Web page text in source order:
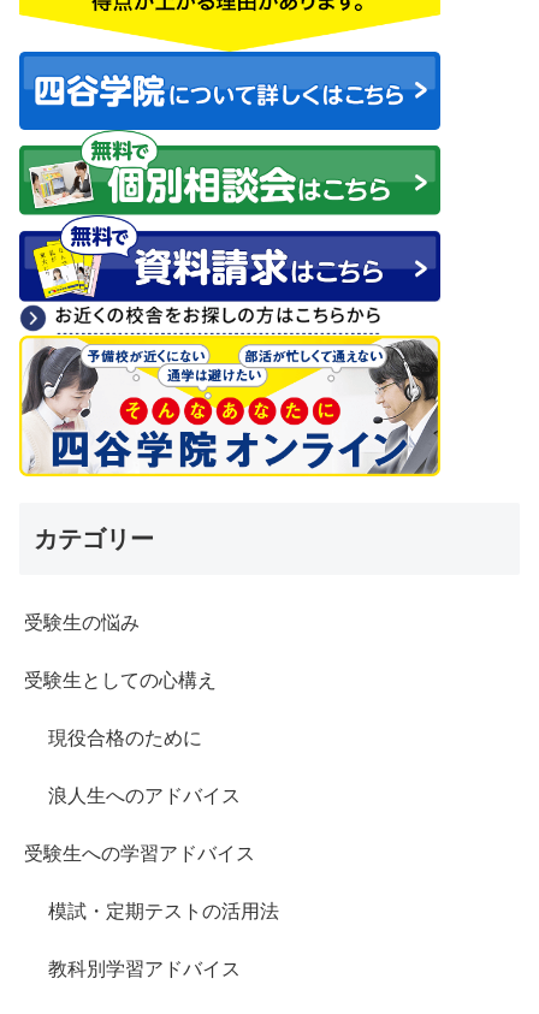
カテゴリー
受験生の悩み
受験生としての心構え
現役合格のために
浪人生へのアドバイス
受験生への学習アドバイス
模試・定期テストの活用法
教科別学習アドバイス